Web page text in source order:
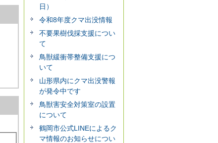
日）
令和8年度クマ出没情報
不要果樹伐採支援につい
て
鳥獣緩衝帯整備支援につ
いて
山形県内にクマ出没警報
が発令中です
鳥獣害安全対策室の設置
について
鶴岡市公式LINEによるク
マ情報のお知らせについ